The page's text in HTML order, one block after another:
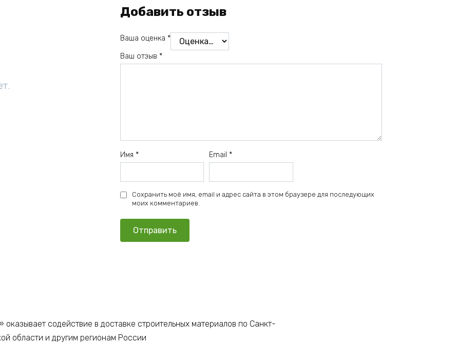
Добавить отзыв
Ваша оценка *
Ваш отзыв *
Имя * Email *
Сохранить моё имя, email и адрес сайта в этом браузере для последующих
моих комментариев.
оказывает содействие в доставке строительных материалов по Санкт-
области и другим регионам России